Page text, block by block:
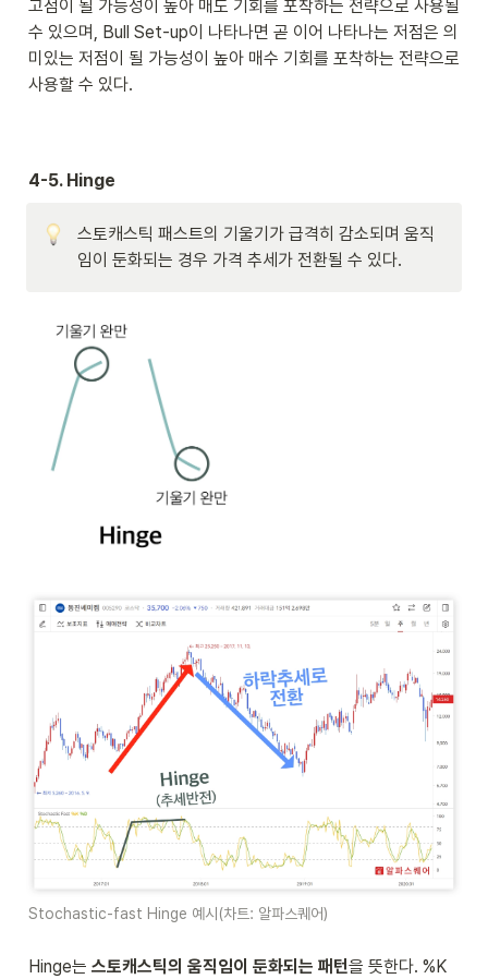
고점이 될 가능성이 높아 매도 기회를 포착하는 전략으로 사용될
수 있으며, Bull Set-up이 나타나면 곧 이어 나타나는 저점은 의
미있는 저점이 될 가능성이 높아 매수 기회를 포착하는 전략으로
사용할 수 있다.
4-5. Hinge
스토캐스틱 패스트의 기울기가 급격히 감소되며 움직
임이 둔화되는 경우 가격 추세가 전환될 수 있다.
Stochastic-fast Hinge 예시(차트: 알파스퀘어)
Hinge는 스토캐스틱의 움직임이 둔화되는 패턴을 뜻한다. %K